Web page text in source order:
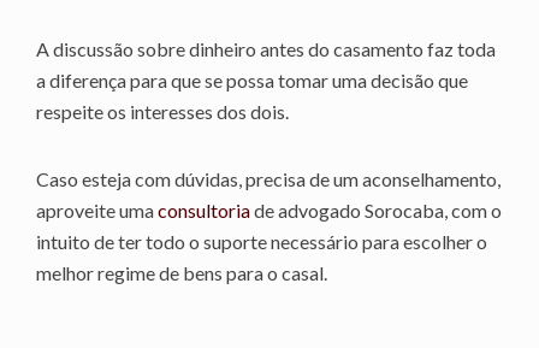
A discussão sobre dinheiro antes do casamento faz toda
a diferença para que se possa tomar uma decisão que
respeite os interesses dos dois.
Caso esteja com dúvidas, precisa de um aconselhamento,
aproveite umaconsultoriade advogado Sorocaba, com o
intuito de ter todo o suporte necessário para escolher o
melhor regime de bens para o casal.